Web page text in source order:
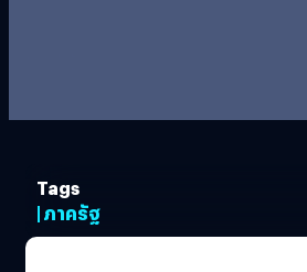
Tags
| ภาครัฐ